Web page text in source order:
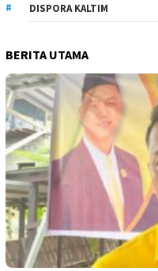
DISPORA KALTIM
BERITA UTAMA